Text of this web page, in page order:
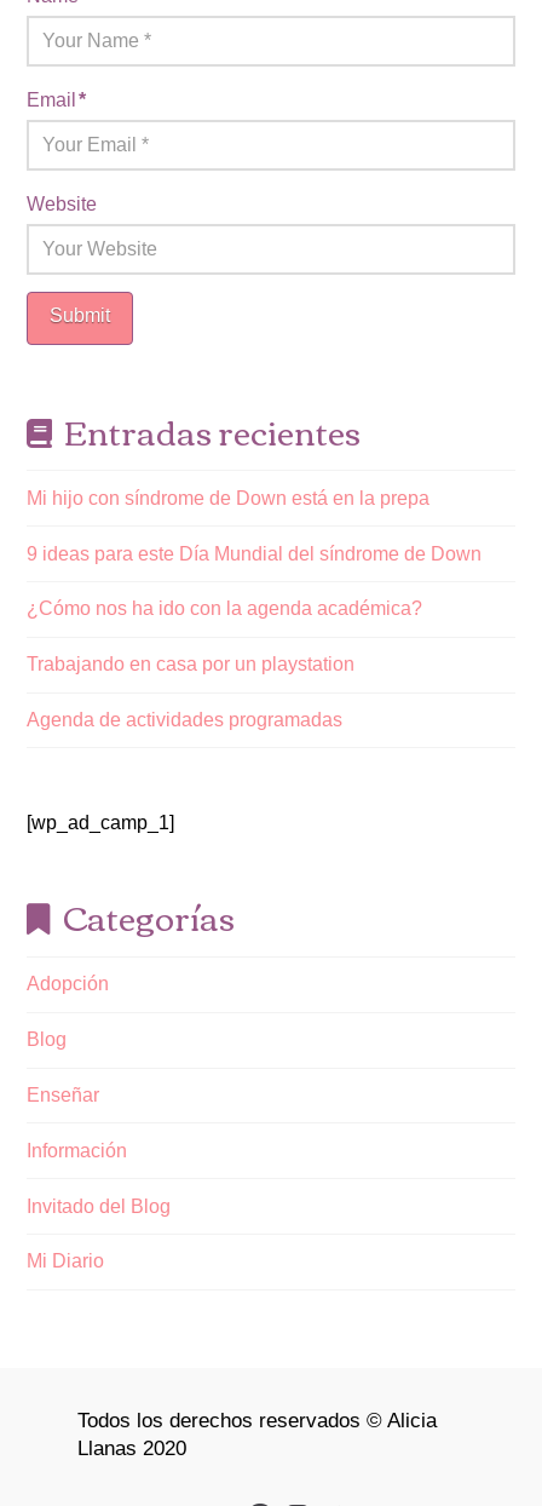
Email*
Website
Entradas recientes
Mi hijo con síndrome de Down está en la prepa
9 ideas para este Día Mundial del síndrome de Down
¿Cómo nos ha ido con la agenda académica?
Trabajando en casa por un playstation
Agenda de actividades programadas
[wp_ad_camp_1]
Categorías
Adopción
Blog
Enseñar
Información
Invitado del Blog
Mi Diario
Todos los derechos reservados © Alicia
Llanas 2020